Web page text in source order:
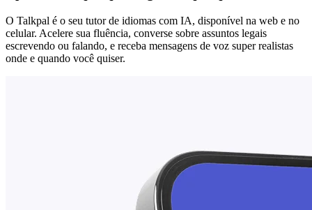
O Talkpal é o seu tutor de idiomas com IA, disponível na web e no
celular. Acelere sua fluência, converse sobre assuntos legais
escrevendo ou falando, e receba mensagens de voz super realistas
onde e quando você quiser.